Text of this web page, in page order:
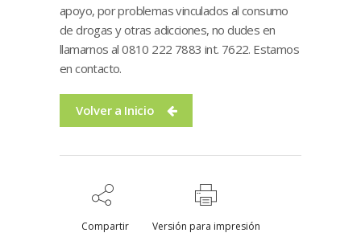
apoyo, por problemas vinculados al consumo
de drogas y otras adicciones, no dudes en
llamarnos al 0810 222 7883 int. 7622. Estamos
en contacto.
Volver a Inicio
Compartir Versión para impresión